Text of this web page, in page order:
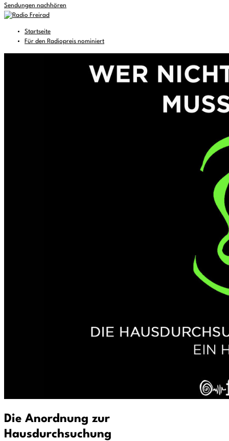
Sendungen nachhören
Startseite
Für den Radiopreis nominiert
Die Anordnung zur
Hausdurchsuchung